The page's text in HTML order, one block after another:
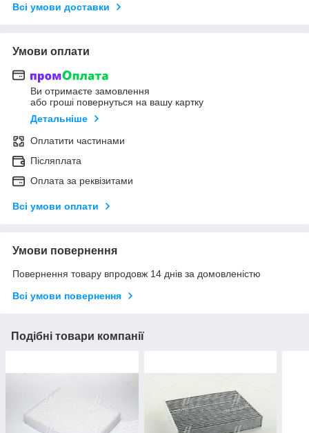
Всі умови доставки
Умови оплати
Ви отримаєте замовлення
або гроші повернуться на вашу картку
Детальніше
Оплатити частинами
Післяплата
Оплата за реквізитами
Всі умови оплати
Умови повернення
Повернення товару впродовж 14 днів за домовленістю
Всі умови повернення
Подібні товари компанії